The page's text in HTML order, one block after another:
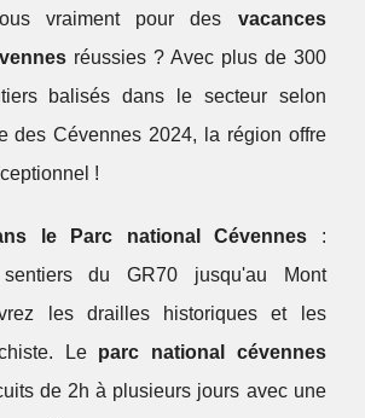
vraiment pour des vacances
réussies ? Avec plus de 300
balisés dans le secteur selon
des Cévennes 2024, la région offre
!
le Parc national Cévennes :
du GR70 jusqu'au Mont
les drailles historiques et les
Le parc national cévennes
de 2h à plusieurs jours avec une